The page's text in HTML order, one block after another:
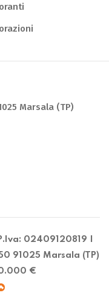
Marsala (TP)
02409120819 |
91025 Marsala (TP)
€